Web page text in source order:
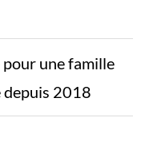
une famille
depuis 2018